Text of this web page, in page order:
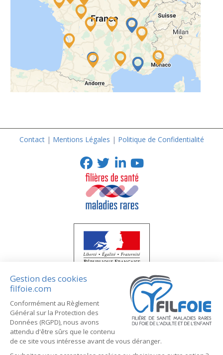
Contact | Mentions Légales | Politique de Confidentialité
Facebook
TwitterLinkedIn
Youtube
Gestion des cookies
filfoie.com
Conformément au Règlement
Général sur la Protection des
Données (RGPD), nous avons
attendu d'être sûrs que le contenu
de ce site vous intéresse avant de vous déranger.